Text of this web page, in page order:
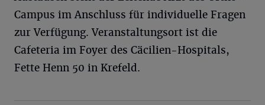
Campus im Anschluss für individuelle Fragen
zur Verfügung. Veranstaltungsort ist die
Cafeteria im Foyer des Cäcilien-Hospitals,
Fette Henn 50 in Krefeld.